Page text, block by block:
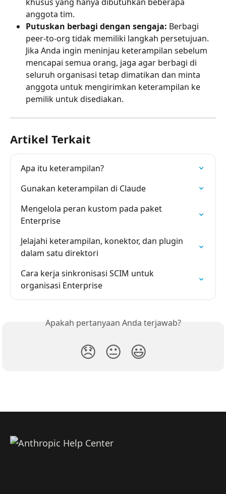
anggota tim.
Putuskan berbagi dengan sengaja: Berbagi
peer-to-org tidak memiliki langkah persetujuan.
Jika Anda ingin meninjau keterampilan sebelum
mencapai semua orang, jaga agar berbagi di
seluruh organisasi tetap dimatikan dan minta
anggota untuk mengirimkan keterampilan ke
pemilik untuk disediakan.
Artikel Terkait
Apa itu keterampilan?
Gunakan keterampilan di Claude
Mengelola peran kustom pada paket
Enterprise
Jelajahi keterampilan, konektor, dan plugin
dalam satu direktori
Cara kerja sinkronisasi SCIM untuk
organisasi Enterprise
Apakah pertanyaan Anda terjawab?
😞 😐 😃